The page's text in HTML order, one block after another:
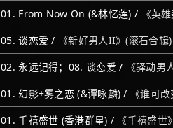
01. From Now On (&林忆莲) /
《英
05. 谈恋爱 /
《新好男人II》(滚石合辑)
02. 永远记得；08. 谈恋爱 /
《驿动男
01. 幻影+雾之恋 (&谭咏麟) /
《谁可
01. 千禧盛世 (香港群星) / 《千禧盛世